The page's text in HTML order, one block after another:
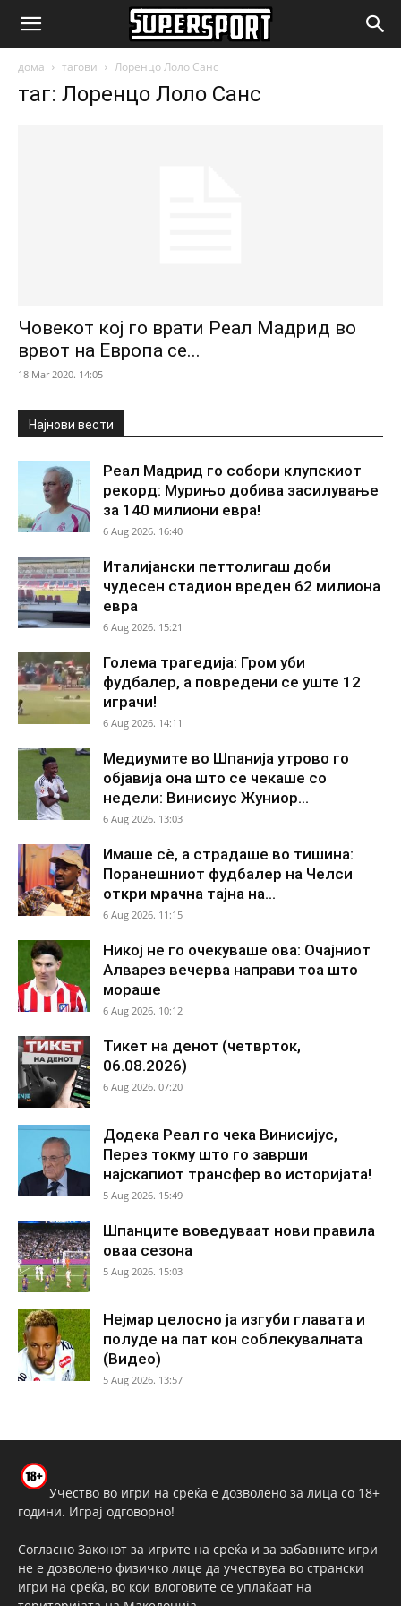
SuperSport.mk
дома тагови Лоренцо Лоло Санс
таг: Лоренцо Лоло Санс
Човекот кој го врати Реал Мадрид во
врвот на Европа се...
18 Mar 2020. 14:05
Најнови вести
Реал Мадрид го собори клупскиот
рекорд: Мурињо добива засилување
за 140 милиони евра!
6 Aug 2026. 16:40
Италијански петтолигаш доби
чудесен стадион вреден 62 милиона
евра
6 Aug 2026. 15:21
Голема трагедија: Гром уби
фудбалер, а повредени се уште 12
играчи!
6 Aug 2026. 14:11
Медиумите во Шпанија утрово го
објавија она што се чекаше со
недели: Винисиус Жуниор...
6 Aug 2026. 13:03
Имаше сè, а страдаше во тишина:
Поранешниот фудбалер на Челси
откри мрачна тајна на...
6 Aug 2026. 11:15
Никој не го очекуваше ова: Очајниот
Алварез вечерва направи тоа што
мораше
6 Aug 2026. 10:12
Тикет на денот (четврток,
06.08.2026)
6 Aug 2026. 07:20
Додека Реал го чека Винисијус,
Перез токму што го заврши
најскапиот трансфер во историјата!
5 Aug 2026. 15:49
Шпанците воведуваат нови правила
оваа сезона
5 Aug 2026. 15:03
Нејмар целосно ја изгуби главата и
полуде на пат кон соблекувалната
(Видео)
5 Aug 2026. 13:57
Учество во игри на среќа е дозволено за лица со 18+
години. Играј одговорно!
Согласно Законот за игрите на среќа и за забавните игри
не е дозволено физичко лице да учествува во странски
игри на среќа, во кои влоговите се уплаќаат на